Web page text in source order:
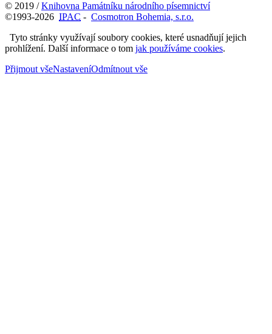
© 2019 /Knihovna Památníku národního písemnictví
©1993-2026 IPAC - Cosmotron Bohemia, s.r.o.
Tyto stránky využívají soubory cookies, které usnadňují jejich
prohlížení. Další informace o tom jak používáme cookies.
Přijmout všeNastaveníOdmítnout vše